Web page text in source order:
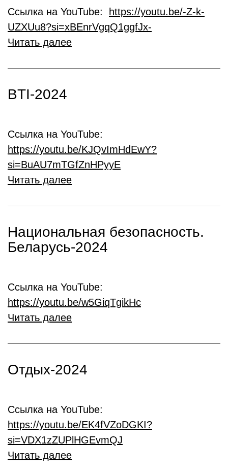
Ссылка на YouTube:
https://youtu.be/-Z-k-
UZXUu8?si=xBEnrVgqQ1ggfJx-
Читать далее
BTI-2024
Ссылка на YouTube:
https://youtu.be/KJQvImHdEwY?
si=BuAU7mTGfZnHPyyE
Читать далее
Национальная безопасность.
Беларусь-2024
Ссылка на YouTube:
https://youtu.be/w5GiqTgikHc
Читать далее
Отдых-2024
Ссылка на YouTube:
https://youtu.be/EK4fVZoDGKI?
si=VDX1zZUPlHGEvmQJ
Читать далее